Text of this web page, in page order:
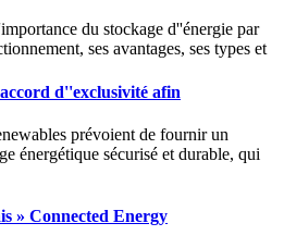
du stockage d''énergie par
ses avantages, ses types et
d''exclusivité afin
prévoient de fournir un
énergétique sécurisé et durable, qui
» Connected Energy